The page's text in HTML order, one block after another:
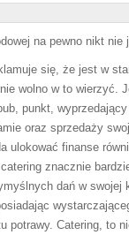
na pewno nikt
się, że jest w
wolno w to wierzyć.
punkt,
oraz sprzedaży
ulokować finanse
znacznie
dań w swojej
potrawy. Catering, to